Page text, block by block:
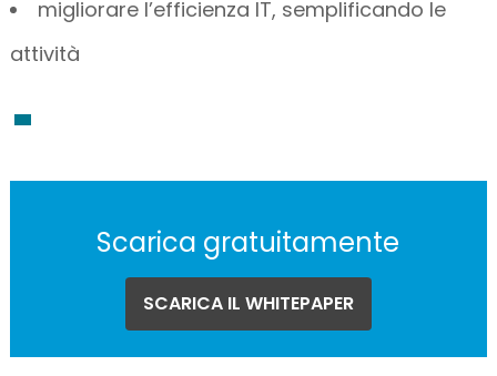
migliorare l’efficienza IT, semplificando le
attività
Scarica gratuitamente
SCARICA IL WHITEPAPER